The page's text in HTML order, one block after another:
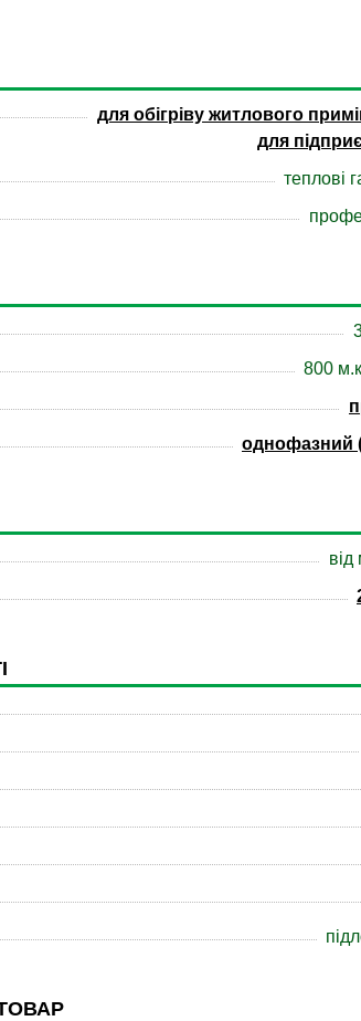
для обігріву житлового
для
теплові
800
однофазний
від